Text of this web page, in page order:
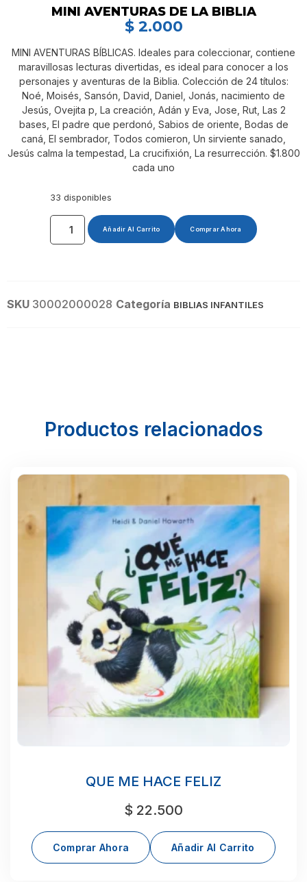
MINI AVENTURAS DE LA BIBLIA
$2.000
MINI AVENTURAS BÍBLICAS. Ideales para coleccionar, contiene
maravillosas lecturas divertidas, es ideal para conocer a los
personajes y aventuras de la Biblia. Colección de 24 títulos:
Noé, Moisés, Sansón, David, Daniel, Jonás, nacimiento de
Jesús, Ovejita p, La creación, Adán y Eva, Jose, Rut, Las 2
bases, El padre que perdonó, Sabios de oriente, Bodas de
caná, El sembrador, Todos comieron, Un sirviente sanado,
Jesús calma la tempestad, La crucifixión, La resurrección. $1.800
cada uno
33 disponibles
Añadir Al Carrito Comprar Ahora
SKU 30002000028 Categoría BIBLIAS INFANTILES
Productos relacionados
QUE ME HACE FELIZ
$ 22.500
Comprar Ahora Añadir Al Carrito